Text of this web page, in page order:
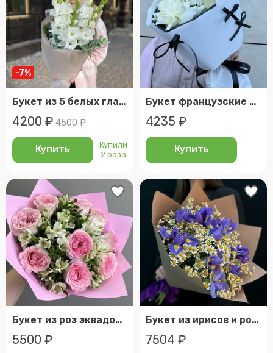
-7%
Букет из 5 белых гладиолусов
4200 ₽ 4500 ₽
Купить
Купили
2 раза
Букет французские розы белые 5 шт «школа»
4235 ₽
Купить
Букет из роз эквадора и альстромерий
5500 ₽
Букет из ирисов и ромашек (матрикария) (сб 017)
7504 ₽